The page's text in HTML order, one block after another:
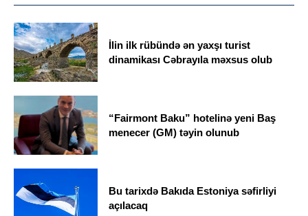
İlin ilk rübündə ən yaxşı turist
dinamikası Cəbrayıla məxsus olub
“Fairmont Baku” hotelinə yeni Baş
menecer (GM) təyin olunub
Bu tarixdə Bakıda Estoniya səfirliyi
açılacaq